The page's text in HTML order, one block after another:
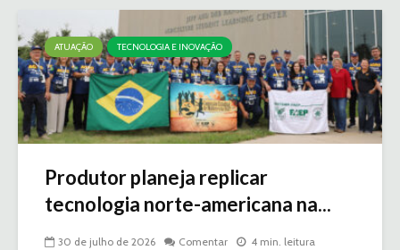
ATUAÇÃO TECNOLOGIA E INOVAÇÃO
Produtor planeja replicar
tecnologia norte-americana na...
30 de julho de 2026 Comentar 4 min. leitura